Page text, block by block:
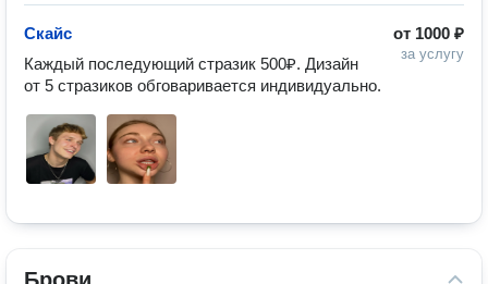
от 1000 ₽
за услугу
Скайс
Каждый последующий стразик 500₽. Дизайн
от 5 стразиков обговаривается индивидуально.